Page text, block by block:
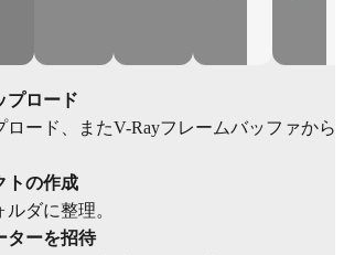
プロード
ロード、またV-Rayフレームバッファから
トの作成
ダに整理。
ターを招待